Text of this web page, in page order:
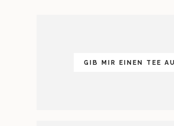
GIB MIR EINEN TEE